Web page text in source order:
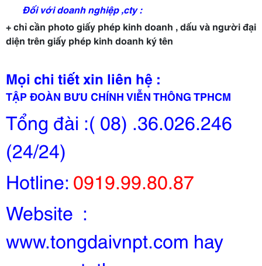
Đối với doanh nghiệp ,cty :
+ chỉ cần photo giấy phép kinh doanh , dấu và người đại
diện trên giấy phép kinh doanh ký tên
Mọi chi tiết xin liên hệ :
TẬP ĐOÀN BƯU CHÍNH VIỄN THÔNG TPHCM
Tổng đài :( 08) .36.026.246
(24/24)
Hotline:0919.99.80.87
Website :
www.tongdaivnpt.com hay